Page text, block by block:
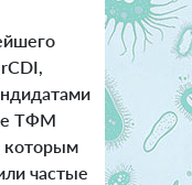
ТФМ
которым
частые